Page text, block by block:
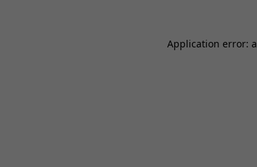
Application error: a